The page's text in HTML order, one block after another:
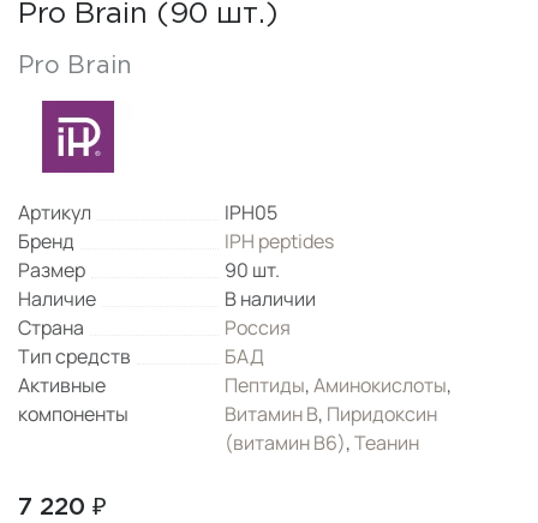
Pro Brain (90 шт.)
Pro Brain
Артикул
IPH05
Бренд
IPH peptides
Размер
90 шт.
Наличие
В наличии
Страна
Россия
Тип средств
БАД
Активные
компоненты
Пептиды,Аминокислоты,
Витамин B, Пиридоксин
(витамин B6),Теанин
7 220 ₽